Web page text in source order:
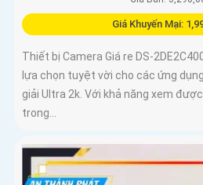
Giá Khuyến Mại:
Thiết bị Camera Giá re DS-
lựa chọn tuyệt vời cho các ứng
giải Ultra 2k. Với khả năng xem
trong...